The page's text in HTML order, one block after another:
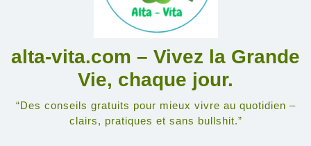
alta-vita.com – Vivez la Grande
Vie, chaque jour.
“Des conseils gratuits pour mieux vivre au quotidien –
clairs, pratiques et sans bullshit.”